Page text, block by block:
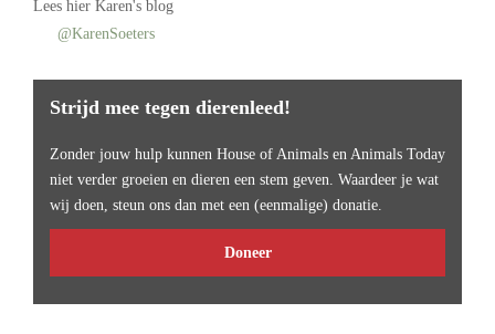
Lees hier Karen's blog
@KarenSoeters
Strijd mee tegen dierenleed!
Zonder jouw hulp kunnen House of Animals en Animals Today
niet verder groeien en dieren een stem geven. Waardeer je wat
wij doen, steun ons dan met een (eenmalige) donatie.
Doneer